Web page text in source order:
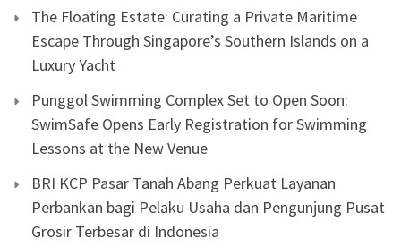
The Floating Estate: Curating a Private Maritime
Escape Through Singapore’s Southern Islands on a
Luxury Yacht
Punggol Swimming Complex Set to Open Soon:
SwimSafe Opens Early Registration for Swimming
Lessons at the New Venue
BRI KCP Pasar Tanah Abang Perkuat Layanan
Perbankan bagi Pelaku Usaha dan Pengunjung Pusat
Grosir Terbesar di Indonesia